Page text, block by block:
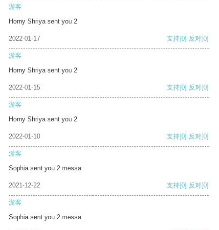
游客
Horny Shriya sent you 2
2022-01-17 支持[0] 反对[0]
游客
Horny Shriya sent you 2
2022-01-15 支持[0] 反对[0]
游客
Horny Shriya sent you 2
2022-01-10 支持[0] 反对[0]
游客
Sophia sent you 2 messa
2021-12-22 支持[0] 反对[0]
游客
Sophia sent you 2 messa